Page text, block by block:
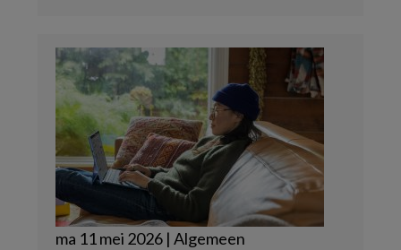
ma 11 mei 2026 | Algemeen